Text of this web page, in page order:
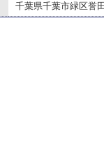
千葉県千葉市緑区誉